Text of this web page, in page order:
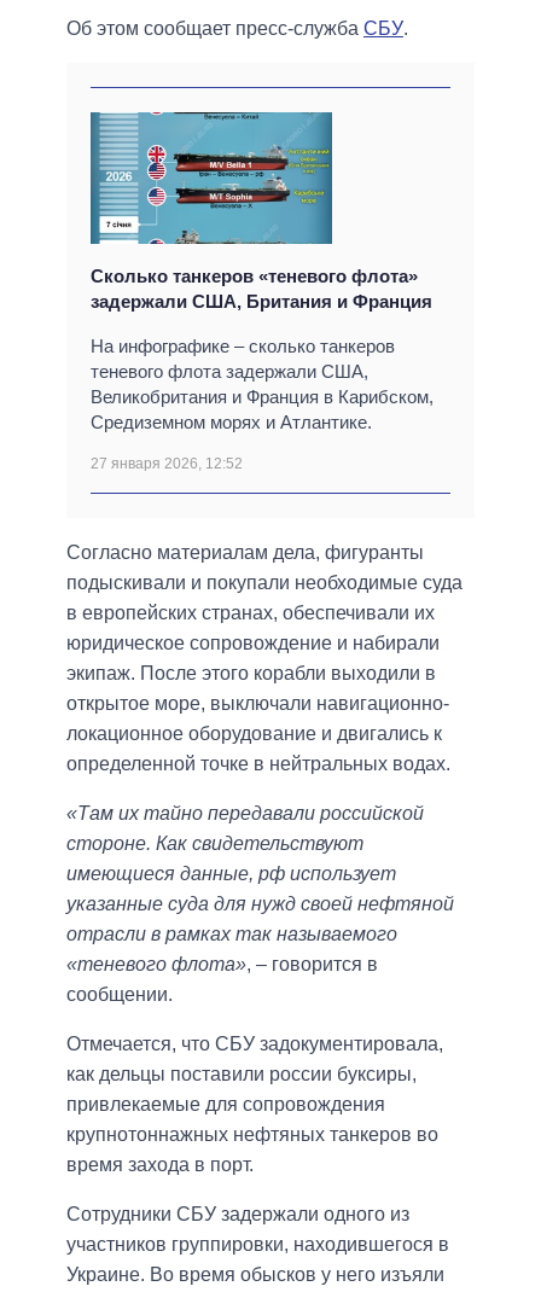
Об этом сообщает пресс-служба СБУ.
Сколько танкеров «теневого флота»
задержали США, Британия и Франция
На инфографике – сколько танкеров
теневого флота задержали США,
Великобритания и Франция в Карибском,
Средиземном морях и Атлантике.
27 января 2026, 12:52
Согласно материалам дела, фигуранты
подыскивали и покупали необходимые суда
в европейских странах, обеспечивали их
юридическое сопровождение и набирали
экипаж. После этого корабли выходили в
открытое море, выключали навигационно-
локационное оборудование и двигались к
определенной точке в нейтральных водах.
«Там их тайно передавали российской
стороне. Как свидетельствуют
имеющиеся данные, рф использует
указанные суда для нужд своей нефтяной
отрасли в рамках так называемого
«теневого флота», – говорится в
сообщении.
Отмечается, что СБУ задокументировала,
как дельцы поставили россии буксиры,
привлекаемые для сопровождения
крупнотоннажных нефтяных танкеров во
время захода в порт.
Сотрудники СБУ задержали одного из
участников группировки, находившегося в
Украине. Во время обысков у него изъяли